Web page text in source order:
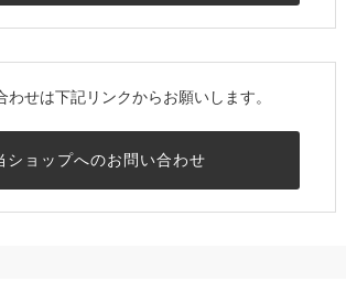
わせは下記リンクからお願いします。
ショップへのお問い合わせ